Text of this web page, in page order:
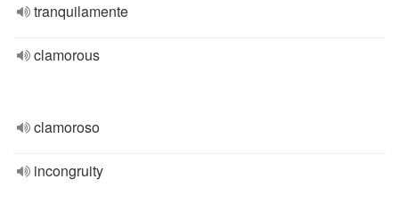
tranquilamente
clamorous
clamoroso
incongruity